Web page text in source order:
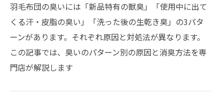
羽毛布団の臭いには「新品特有の獣臭」「使用中に出て
くる汗・皮脂の臭い」「洗った後の生乾き臭」の3パタ
ーンがあります。それぞれ原因と対処法が異なります。
この記事では、臭いのパターン別の原因と消臭方法を専
門店が解説します